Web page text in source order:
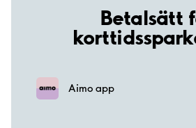
Betalsätt
Aimo app